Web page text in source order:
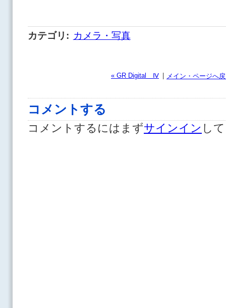
カテゴリ : カメラ・写真
« GR Digital Ⅳ | メイン・ページへ
コメントする
コメントするにはまずサインイン し